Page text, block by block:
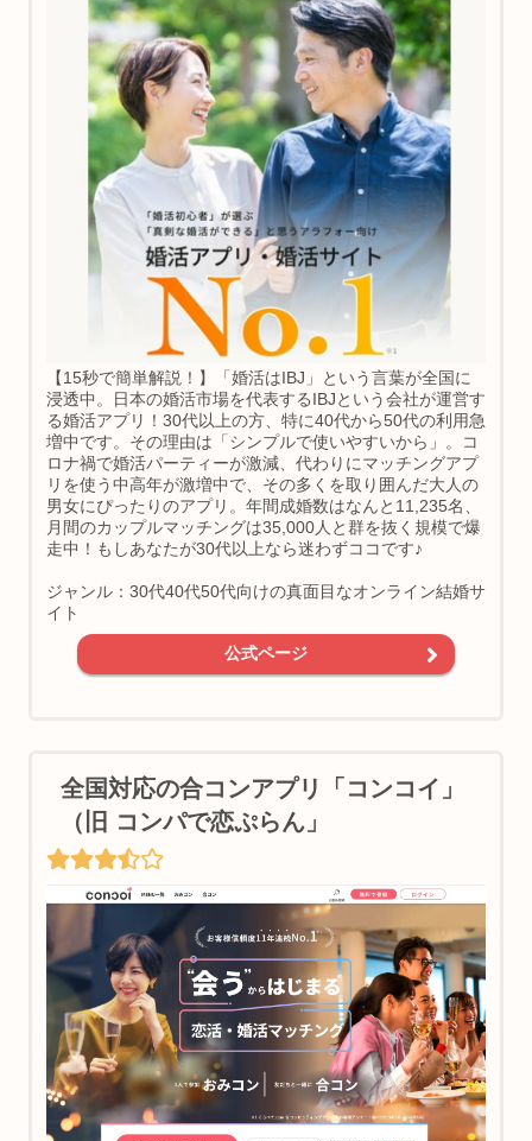
【15秒で簡単解説！】「婚活はIBJ」という言葉が全国に
浸透中。日本の婚活市場を代表するIBJという会社が運営す
る婚活アプリ！30代以上の方、特に40代から50代の利用急
増中です。その理由は「シンプルで使いやすいから」。コ
ロナ禍で婚活パーティーが激減、代わりにマッチングアプ
リを使う中高年が激増中で、その多くを取り囲んだ大人の
男女にぴったりのアプリ。年間成婚数はなんと11,235名、
月間のカップルマッチングは35,000人と群を抜く規模で爆
走中！もしあなたが30代以上なら迷わずココです♪
ジャンル：30代40代50代向けの真面目なオンライン結婚サ
イト
公式ページ
全国対応の合コンアプリ「コンコイ」
（旧 コンパで恋ぷらん」